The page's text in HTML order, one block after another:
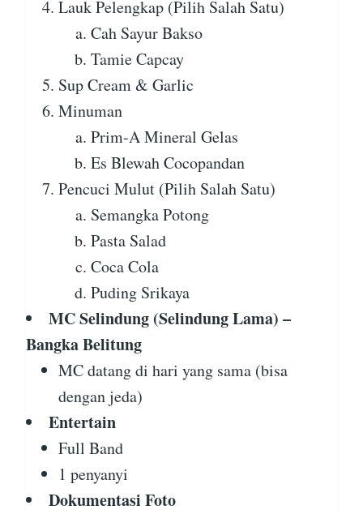
Lauk Pelengkap (Pilih Salah Satu)
Cah Sayur Bakso
Tamie Capcay
Sup Cream & Garlic
Minuman
Prim-A Mineral Gelas
Es Blewah Cocopandan
Pencuci Mulut (Pilih Salah Satu)
Semangka Potong
Pasta Salad
Coca Cola
Puding Srikaya
MC Selindung (Selindung Lama) –
Bangka Belitung
MC datang di hari yang sama (bisa
dengan jeda)
Entertain
Full Band
1 penyanyi
Dokumentasi Foto